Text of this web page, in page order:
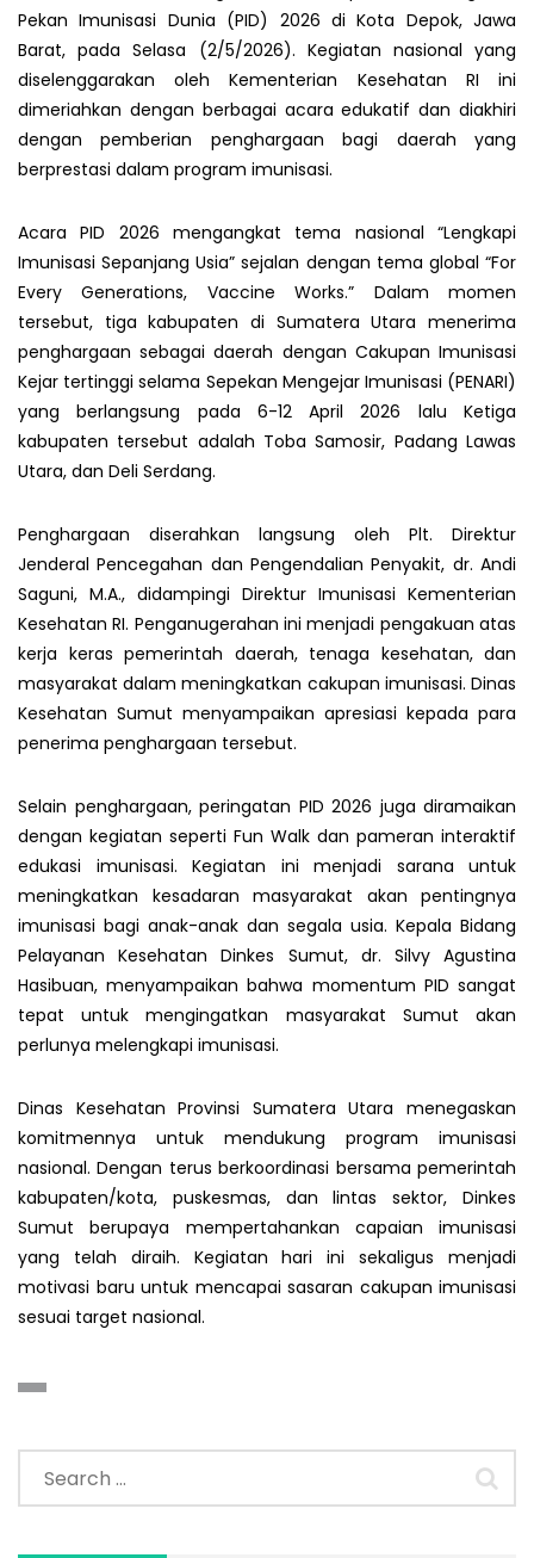
Pekan Imunisasi Dunia (PID) 2026 di Kota Depok, Jawa
Barat, pada Selasa (2/5/2026). Kegiatan nasional yang
diselenggarakan oleh Kementerian Kesehatan RI ini
dimeriahkan dengan berbagai acara edukatif dan diakhiri
dengan pemberian penghargaan bagi daerah yang
berprestasi dalam program imunisasi.
Acara PID 2026 mengangkat tema nasional “Lengkapi
Imunisasi Sepanjang Usia” sejalan dengan tema global “For
Every Generations, Vaccine Works.” Dalam momen
tersebut, tiga kabupaten di Sumatera Utara menerima
penghargaan sebagai daerah dengan Cakupan Imunisasi
Kejar tertinggi selama Sepekan Mengejar Imunisasi (PENARI)
yang berlangsung pada 6-12 April 2026 lalu Ketiga
kabupaten tersebut adalah Toba Samosir, Padang Lawas
Utara, dan Deli Serdang.
Penghargaan diserahkan langsung oleh Plt. Direktur
Jenderal Pencegahan dan Pengendalian Penyakit, dr. Andi
Saguni, M.A., didampingi Direktur Imunisasi Kementerian
Kesehatan RI. Penganugerahan ini menjadi pengakuan atas
kerja keras pemerintah daerah, tenaga kesehatan, dan
masyarakat dalam meningkatkan cakupan imunisasi. Dinas
Kesehatan Sumut menyampaikan apresiasi kepada para
penerima penghargaan tersebut.
Selain penghargaan, peringatan PID 2026 juga diramaikan
dengan kegiatan seperti Fun Walk dan pameran interaktif
edukasi imunisasi. Kegiatan ini menjadi sarana untuk
meningkatkan kesadaran masyarakat akan pentingnya
imunisasi bagi anak-anak dan segala usia. Kepala Bidang
Pelayanan Kesehatan Dinkes Sumut, dr. Silvy Agustina
Hasibuan, menyampaikan bahwa momentum PID sangat
tepat untuk mengingatkan masyarakat Sumut akan
perlunya melengkapi imunisasi.
Dinas Kesehatan Provinsi Sumatera Utara menegaskan
komitmennya untuk mendukung program imunisasi
nasional. Dengan terus berkoordinasi bersama pemerintah
kabupaten/kota, puskesmas, dan lintas sektor, Dinkes
Sumut berupaya mempertahankan capaian imunisasi
yang telah diraih. Kegiatan hari ini sekaligus menjadi
motivasi baru untuk mencapai sasaran cakupan imunisasi
sesuai target nasional.